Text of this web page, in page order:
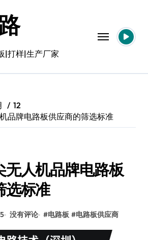
|打样|生产厂家
12
品牌电路板供应商的筛选标准
无人机品牌电路板
选标准
没有评论 #电路板 #电路板供应商